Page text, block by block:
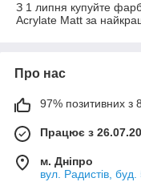
З 1 липня купуйте
Acrylate Matt за
Про нас
97% позитивних з
Працює з
м. Дніпро
вул. Радистів,